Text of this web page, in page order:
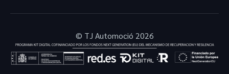
© TJ Automoció 2026